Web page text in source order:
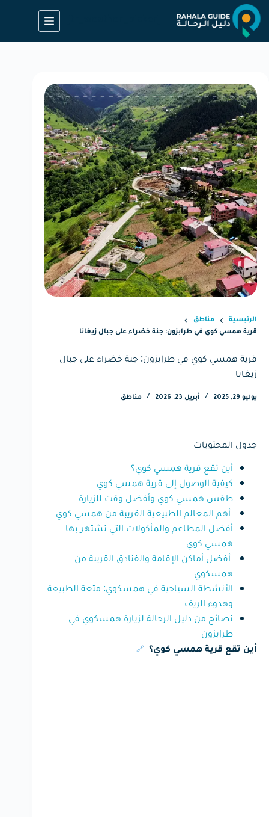
الرئيسية
مناطق
قرية همسي كوي في طرابزون: جنة خضراء على جبال زيغانا
قرية همسي كوي في طرابزون: جنة خضراء على جبال
زيغانا
يوليو 29, 2025 أبريل 23, 2026 مناطق
جدول المحتويات
أين تقع قرية همسي كوي؟
كيفية الوصول إلى قرية همسي كوي
طقس همسي كوي وأفضل وقت للزيارة
أهم المعالم الطبيعية القريبة من همسي كوي
أفضل المطاعم والمأكولات التي تشتهر بها
همسي كوي
أفضل أماكن الإقامة والفنادق القريبة من
همسكوي
الأنشطة السياحية في همسكوي: متعة الطبيعة
وهدوء الريف
نصائح من دليل الرحالة لزيارة همسكوي في
طرابزون
أين تقع قرية همسي كوي؟ 🔗